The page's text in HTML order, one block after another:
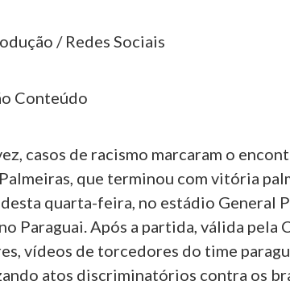
/ Redes Sociais
Conteúdo
casos de racismo marcaram o
que terminou com vitória
quarta-feira, no estádio General
Paraguai. Após a partida, válida pela
vídeos de torcedores do time
atos discriminatórios contra os